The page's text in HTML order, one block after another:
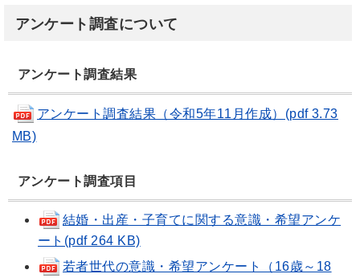
アンケート調査について
アンケート調査結果
アンケート調査結果（令和5年11月作成）(pdf 3.73
MB)
アンケート調査項目
結婚・出産・子育てに関する意識・希望アンケ
ート(pdf 264 KB)
若者世代の意識・希望アンケート（16歳～18